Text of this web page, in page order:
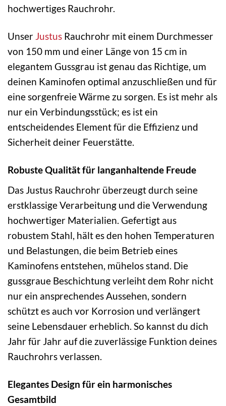
hochwertiges Rauchrohr.
Unser Justus Rauchrohr mit einem Durchmesser
von 150 mm und einer Länge von 15 cm in
elegantem Gussgrau ist genau das Richtige, um
deinen Kaminofen optimal anzuschließen und für
eine sorgenfreie Wärme zu sorgen. Es ist mehr als
nur ein Verbindungsstück; es ist ein
entscheidendes Element für die Effizienz und
Sicherheit deiner Feuerstätte.
Robuste Qualität für langanhaltende Freude
Das Justus Rauchrohr überzeugt durch seine
erstklassige Verarbeitung und die Verwendung
hochwertiger Materialien. Gefertigt aus
robustem Stahl, hält es den hohen Temperaturen
und Belastungen, die beim Betrieb eines
Kaminofens entstehen, mühelos stand. Die
gussgraue Beschichtung verleiht dem Rohr nicht
nur ein ansprechendes Aussehen, sondern
schützt es auch vor Korrosion und verlängert
seine Lebensdauer erheblich. So kannst du dich
Jahr für Jahr auf die zuverlässige Funktion deines
Rauchrohrs verlassen.
Elegantes Design für ein harmonisches
Gesamtbild